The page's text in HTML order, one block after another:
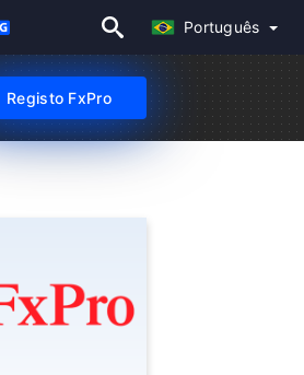
Português
Registo FxPro